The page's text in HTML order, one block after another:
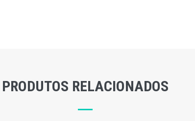
PRODUTOS RELACIONADOS